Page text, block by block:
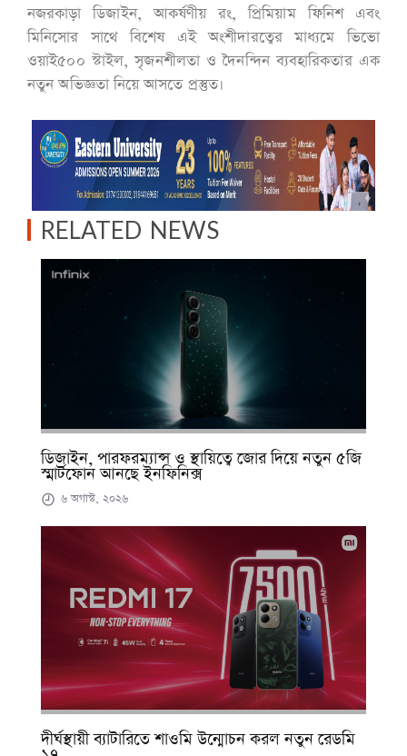
নজরকাড়া ডিজাইন, আকর্ষণীয় রং, প্রিমিয়াম ফিনিশ এবং
মিনিসোর সাথে বিশেষ এই অংশীদারত্বের মাধ্যমে ভিভো
ওয়াই৫০০ স্টাইল, সৃজনশীলতা ও দৈনন্দিন ব্যবহারিকতার এক
নতুন অভিজ্ঞতা নিয়ে আসতে প্রস্তুত।
RELATED NEWS
ডিজাইন, পারফরম্যান্স ও স্থায়িত্বে জোর দিয়ে নতুন ৫জি
স্মার্টফোন আনছে ইনফিনিক্স
৬ অগাস্ট, ২০২৬
দীর্ঘস্থায়ী ব্যাটারিতে শাওমি উন্মোচন করল নতুন রেডমি